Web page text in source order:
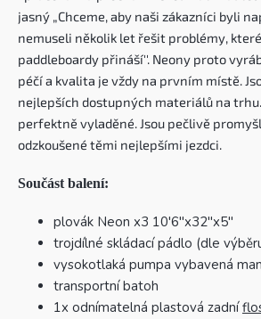
jasný „Chceme, aby naši zákazníci byli
nemuseli několik let řešit problémy,
paddleboardy přináší''. Neony proto
péčí a kvalita je vždy na prvním místě.
nejlepších dostupných materiálů na
perfektně vyladěné. Jsou pečlivě
odzkoušené těmi nejlepšími jezdci.
Součást balení:
plovák Neon x3 10'6''x32''x5"
trojdílné skládací pádlo (dle
vysokotlaká pumpa vybavená
transportní batoh
1x odnímatelná plastová zadní